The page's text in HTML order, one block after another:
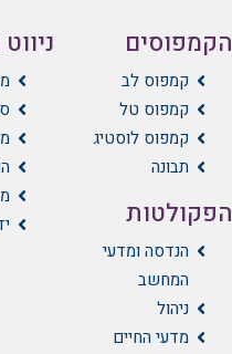
הקמפוסים
קמפוס לב
קמפוס טל
קמפוס לוסטיג
תבונה
הפקולטות
הנדסה ומדעי
המחשב
ניהול
מדעי החיים